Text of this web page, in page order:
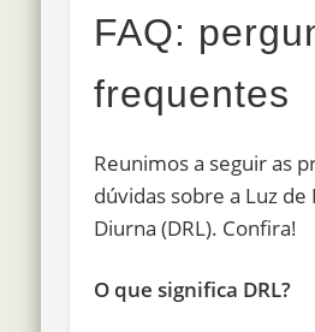
FAQ:
frequentes
Reunimos a seguir as
dúvidas sobre a Luz de
Diurna (DRL). Confira!
O que significa DRL?